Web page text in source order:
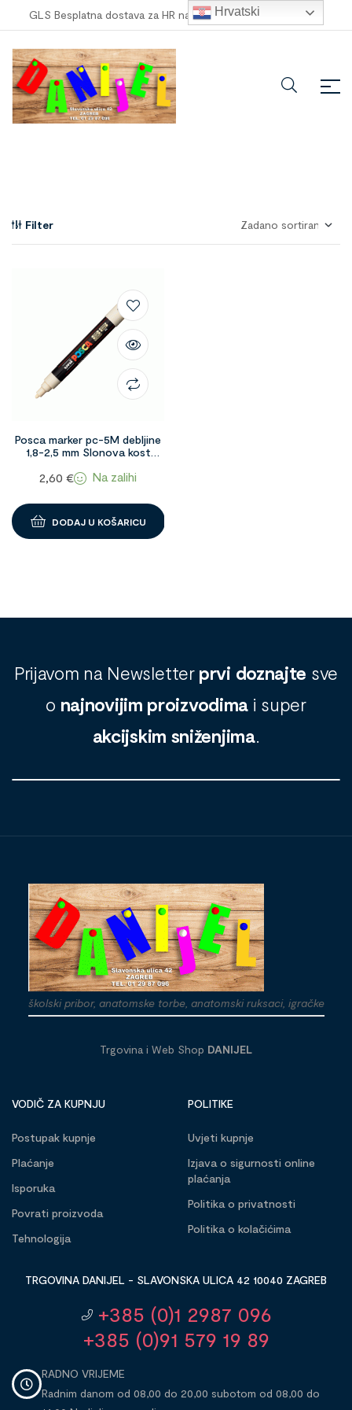
GLS Besplatna dostava za HR narudžbe veće od 100,00 €
Filter
Posca marker pc-5M debljine
1,8-2,5 mm Slonova kost
2,60 € Na zalihi
DODAJ U KOŠARICU
Prijavom na Newsletter prvi doznajte sve
o najnovijim proizvodima i super
akcijskim sniženjima.
školski pribor, anatomske torbe, anatomski ruksaci, igračke
Trgovina i Web Shop DANIJEL
VODIČ ZA KUPNJU
Postupak kupnje
Plaćanje
Isporuka
Povrati proizvoda
Tehnologija
POLITIKE
Uvjeti kupnje
Izjava o sigurnosti online
plaćanja
Politika o privatnosti
Politika o kolačićima
TRGOVINA DANIJEL - SLAVONSKA ULICA 42 10040 ZAGREB
+385 (0)1 2987 096
+385 (0)91 579 19 89
RADNO VRIJEME
Radnim danom od 08,00 do 20,00 subotom od 08,00 do
Hrvatski